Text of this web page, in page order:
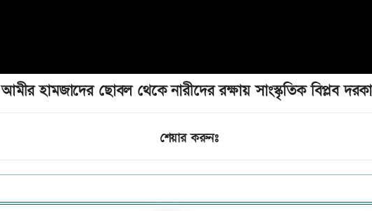
আমীর হামজাদের ছোবল থেকে নারীদের রক্ষায় সাংস্কৃতিক বিপ্লব
শেয়ার করুনঃ